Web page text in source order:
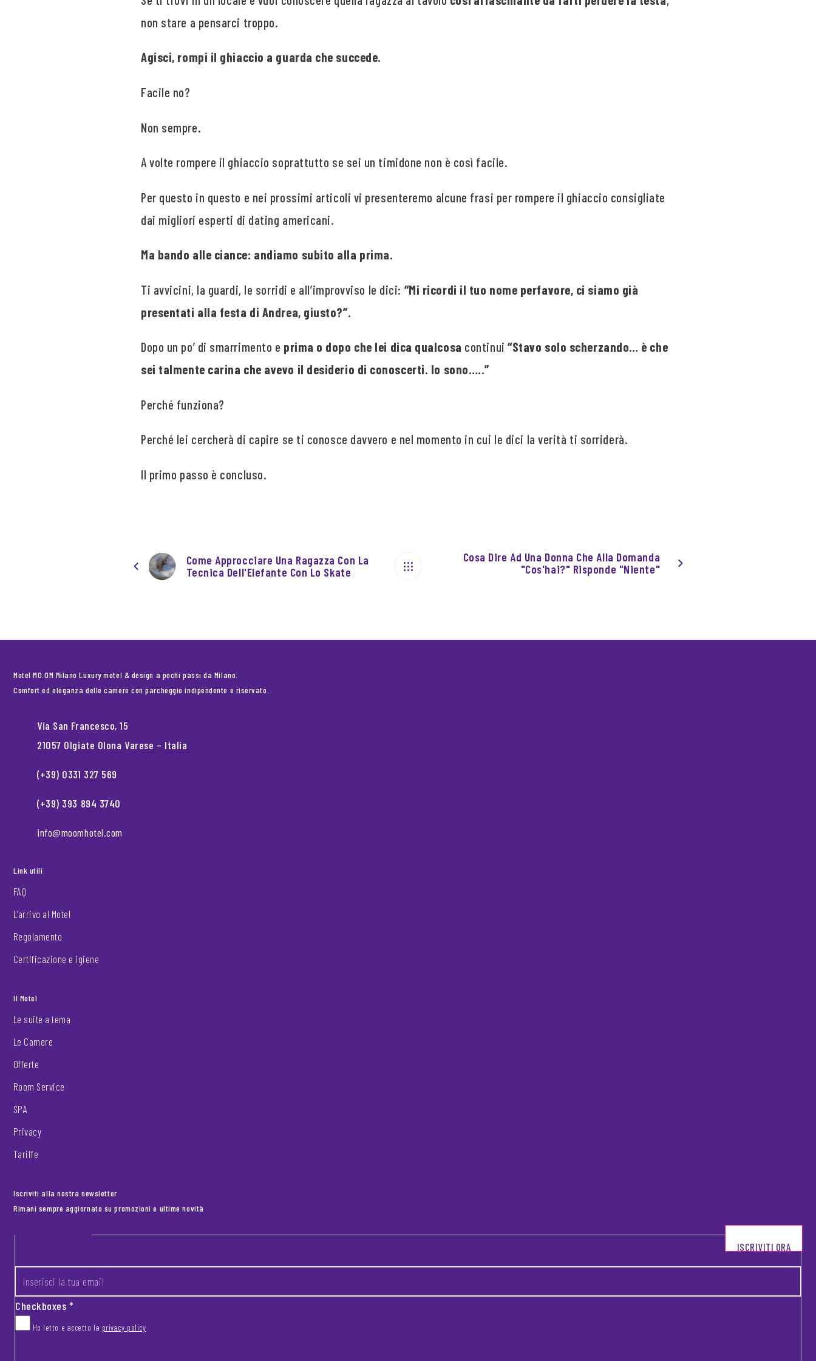
non stare a pensarci troppo.
Agisci, rompi il ghiaccio a guarda che succede.
Facile no?
Non sempre.
A volte rompere il ghiaccio soprattutto se sei un timidone non è così facile.
Per questo in questo e nei prossimi articoli vi presenteremo alcune frasi per rompere il ghiaccio consigliate
dai migliori esperti di dating americani.
Ma bando alle ciance: andiamo subito alla prima.
Ti avvicini, la guardi, le sorridi e all’improvviso le dici: “Mi ricordi il tuo nome perfavore, ci siamo già
presentati alla festa di Andrea, giusto?”.
Dopo un po’ di smarrimento e prima o dopo che lei dica qualcosa continui“Stavo solo scherzando… è che
sei talmente carina che avevo il desiderio di conoscerti. Io sono…..”
Perché funziona?
Perché lei cercherà di capire se ti conosce davvero e nel momento in cui le dici la verità ti sorriderà.
Il primo passo è concluso.
Come Approcciare Una Ragazza Con La
Tecnica Dell'Elefante Con Lo Skate
Cosa Dire Ad Una Donna Che Alla Domanda
"Cos'hai?" Risponde "Niente"
Motel MO.OM Milano Luxury motel & design a pochi passi da Milano.
Comfort ed eleganza delle camere con parcheggio indipendente e riservato.
Via San Francesco, 15
21057 Olgiate Olona Varese – Italia
(+39) 0331 327 569
(+39) 393 894 3740
info@moomhotel.com
Link utili
FAQ
L’arrivo al Motel
Regolamento
Certificazione e igiene
Il Motel
Le suite a tema
Le Camere
Offerte
Room Service
SPA
Privacy
Tariffe
Iscriviti alla nostra newsletter
Rimani sempre aggiornato su promozioni e ultime novità
Footer newsletter
Checkboxes*
Ho letto e accetto la privacy policy
ISCRIVITI ORA